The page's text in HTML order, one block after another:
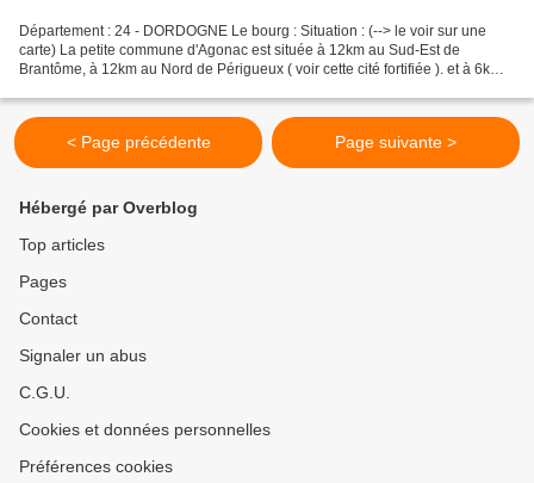
Département : 24 - DORDOGNE Le bourg : Situation : (--> le voir sur une
carte) La petite commune d'Agonac est située à 12km au Sud-Est de
Brantôme, à 12km au Nord de Périgueux ( voir cette cité fortifiée ). et à 6km
< Page précédente Page suivante >
Hébergé par Overblog
Top articles
Pages
Contact
Signaler un abus
C.G.U.
Cookies et données personnelles
Préférences cookies